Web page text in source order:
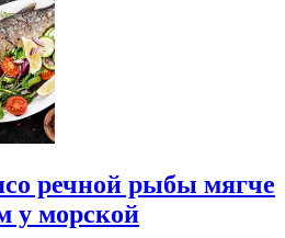
речной рыбы мягче
у морской